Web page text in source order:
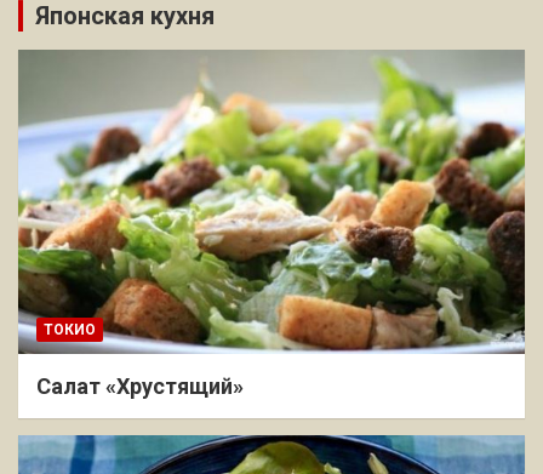
Японская кухня
ТОКИО
Салат «Хрустящий»